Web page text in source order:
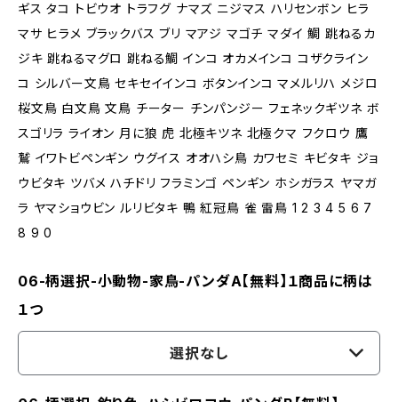
ギス タコ トビウオ トラフグ ナマズ ニジマス ハリセンボン ヒラ
マサ ヒラメ ブラックバス ブリ マアジ マゴチ マダイ 鯛 跳ねるカ
ジキ 跳ねるマグロ 跳ねる鯛 インコ オカメインコ コザクライン
コ シルバー文鳥 セキセイインコ ボタンインコ マメルリハ メジロ
桜文鳥 白文鳥 文鳥 チーター チンパンジー フェネックギツネ ボ
スゴリラ ライオン 月に狼 虎 北極キツネ 北極クマ フクロウ 鷹
鷲 イワトビペンギン ウグイス オオハシ鳥 カワセミ キビタキ ジョ
ウビタキ ツバメ ハチドリ フラミンゴ ペンギン ホシガラス ヤマガ
ラ ヤマショウビン ルリビタキ 鴨 紅冠鳥 雀 雷鳥 1 2 3 4 5 6 7
8 9 0
06-柄選択-小動物-家鳥-パンダA【無料】１商品に柄は
１つ
選択なし